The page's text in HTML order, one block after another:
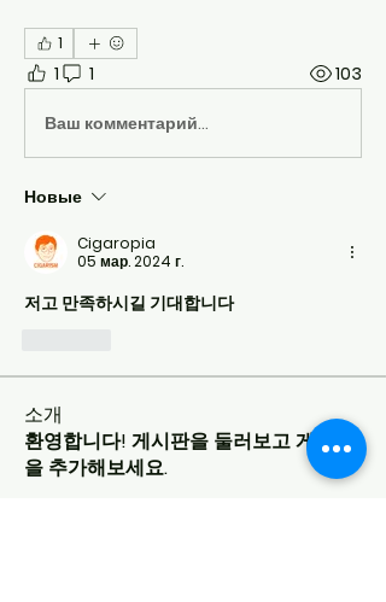
1
1 1 103
Ваш комментарий...
Новые
Cigaropia
05 мар. 2024 г.
저고 만족하시길 기대합니다
소개
환영합니다! 게시판을 둘러보고 게시물
을 추가해보세요.